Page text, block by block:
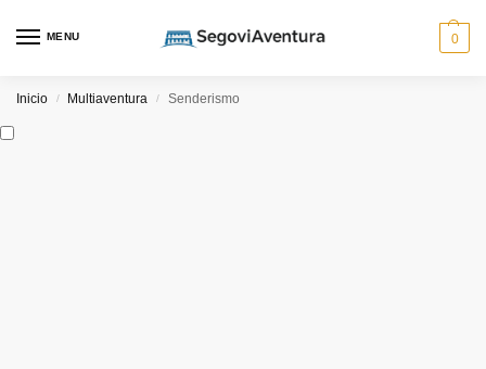
MENU 0
Inicio / Multiaventura / Senderismo